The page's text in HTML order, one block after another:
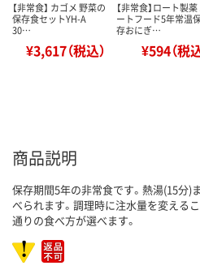
【非常食】 カゴメ 野菜の
保存食セットYH-A
30…
¥3,617（税込）
【非常食】ロート製薬
ートフード5年常温
存おにぎ…
¥594（税
商品説明
保存期間5年の非常食です。熱湯(15分)
べられます。調理時に注水量を変える
通りの食べ方が選べます。